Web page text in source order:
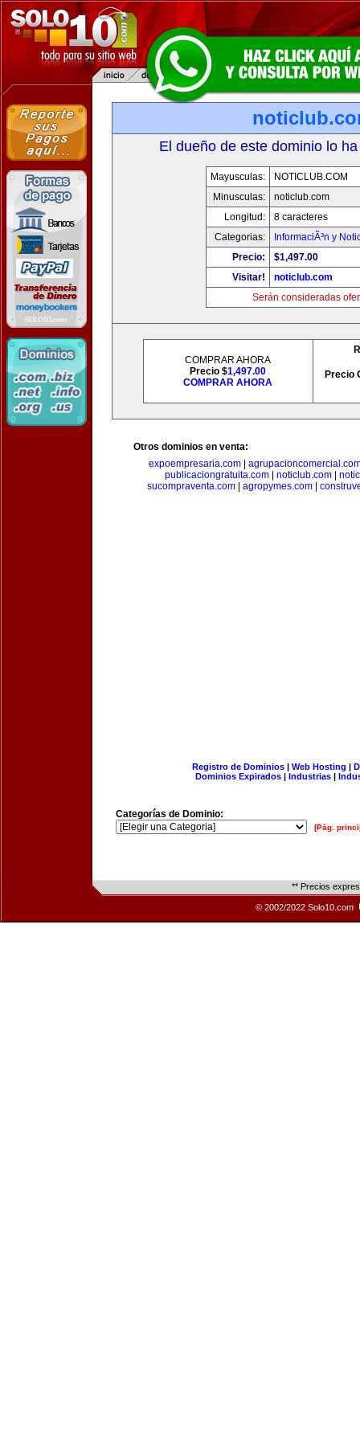
El dueño de este dominio lo
Mayusculas:
NOTICLUB.COM
Minusculas:
noticlub.com
Longitud:
8 caracteres
Categorias:
InformaciÃ³n y
Precio:
$1,497.00
Visitar!
noticlub.com
Serán consideradas
COMPRAR AHORA
Precio $1,497.00
COMPRAR AHORA
Precio
Otros dominios en venta:
expoempresaria.com|
publicaciongratuita.com| noticlub.com|
sucompraventa.com
agropymes.com
Registro de Dominios| Web Hosting |
Dominios Expirados | Industrias |
Categorías de Dominio:
[Pág.
** Precios
© 2002/2022 Solo10.com